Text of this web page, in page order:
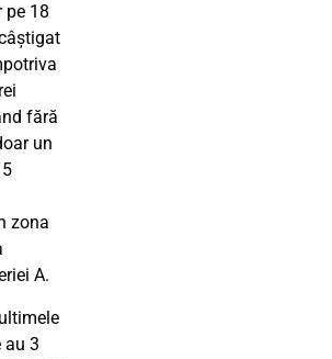
pe 18
fără
un
zona
A.
au 3